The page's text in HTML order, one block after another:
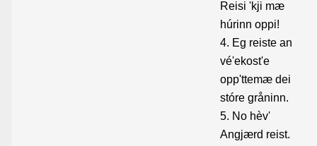
Reisi 'kji mæ
húrinn oppi!
4. Eg reiste an
vé'ekost'e
opp'ttemæ dei
stóre gråninn.
5. No hèv'
Angjærd reist.